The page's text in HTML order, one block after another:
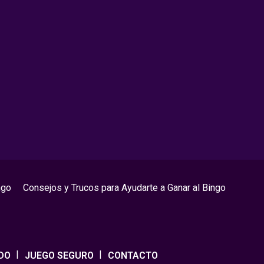
Consejos y Trucos para Ayudarte a Ganar al Bingo
JUEGO SEGURO CONTACTO